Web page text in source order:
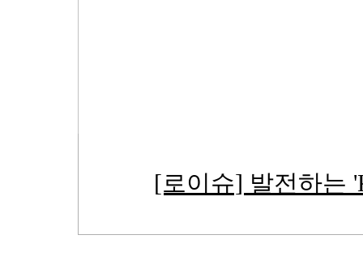
[로이슈] 발전하는